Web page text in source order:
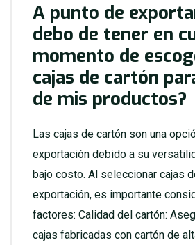
A punto de
debo de tener en
momento de
cajas de cartón
de mis productos?
Las cajas de cartón son una
exportación debido a su
bajo costo. Al seleccionar cajas
exportación, es importante
factores: Calidad del cartón:
cajas fabricadas con cartón de